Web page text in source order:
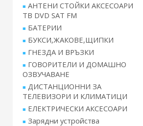
АНТЕНИ СТОЙКИ АКСЕСОАРИ
ТВ DVD SAT FM
БАТЕРИИ
БУКСИ,ЖАКОВЕ,ЩИПКИ
ГНЕЗДА И ВРЪЗКИ
ГОВОРИТЕЛИ И ДОМАШНО
ОЗВУЧАВАНЕ
ДИСТАНЦИОННИ ЗА
ТЕЛЕВИЗОРИ И КЛИМАТИЦИ
ЕЛЕКТРИЧЕСКИ АКСЕСОАРИ
Зарядни устройства